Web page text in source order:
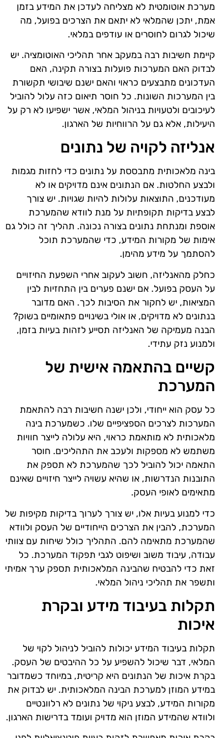
מערכת אוטומטית לא מצליחה לעדכן את המידע בזמן
אמת, יתכן שהמלאי לא יתאם את הצרכים בפועל, מה
שיכול לגרום לחוסרים או עודפים במלאי.
קיימת חשיבות רבה במעקב אחר תהליכי האוטומציה. יש
לבדוק האם המערכות פועלות בצורה תקינה, האם
העדכונים מתבצעים כראוי והאם ישנם שיבושי תקשורת
בין המערכות השונות. כל חוסר תיאום כזה עלול להוביל
לעיכובים ולטעויות בניהול המלאי, אשר ישפיעו לא רק על
היעילות, אלא גם על הרווחיות של הארגון.
אנליזה לקויה של נתונים
בינה מלאכותית מתבססת על נתונים כדי לחזות מגמות
ולבצע החלטות. אם הנתונים אינם מדויקים או לא
מעודכנים, התוצאות עלולות להיות שגויות. יש צורך
לבצע בדיקות תקופתיות על מנת לוודא שהמערכת
אוספת ומנתחת נתונים בצורה נכונה. תהליך זה כולל גם
אימות של מקורות המידע, כדי שהמערכת תוכל
להסתמך על מידע מהימן.
כחלק מהאנליזה, חשוב לעקוב אחרי השפעת החיזויים
על העסק בפועל. אם ישנם פערים בין התחזיות לבין
המציאות, יש לחקור את הסיבות לכך. האם מדובר
בנתונים לא מדויקים, או אולי בשינויים פתאומיים בשוק?
הבנה מעמיקה של האנליזה תסייע לזהות בעיות בזמן,
ולמנוע נזק עתידי.
קשיים בהתאמה אישית של
המערכת
כל עסק הוא ייחודי, ולכן ישנה חשיבות רבה להתאמת
המערכות לצרכים הספציפיים שלו. כשמערכת בינה
מלאכותית לא מותאמת כראוי, היא עלולה לייצר חוויות
משתמש לא מספקות ולעכב את התהליכים. חוסר
התאמה יכול להוביל לכך שהמערכת לא תספק את
התובנות הנדרשות, או שהיא עשויה לייצר חיזויים שאינם
מתאימים לאופי העסק.
כדי למנוע בעיות אלו, יש צורך לערוך בדיקות מקיפות של
המערכת, להבין את הצרכים הייחודיים של העסק ולוודא
שהמערכת מתאימה להם. התהליך כולל שיחות עם צוותי
עבודה, עיבוד משוב ושיפוט לגבי תפקוד המערכת. כל
זאת כדי להבטיח שהבינה המלאכותית תספק ערך אמיתי
ותשפר את תהליכי ניהול המלאי.
תקלות בעיבוד מידע ובקרת
איכות
תקלות בעיבוד המידע יכולות להוביל לניהול לקוי של
המלאי, דבר שיכול להשפיע על כל ההיבטים של העסק.
בקרת איכות של הנתונים היא קריטית, במיוחד כשמדובר
במידע המוזן למערכת הבינה המלאכותית. יש לבדוק את
מקורות המידע, לבצע ניקוי של נתונים לא רלוונטיים
ולוודא שהמידע המוזן הוא מדויק ועומד בדרישות הארגון.